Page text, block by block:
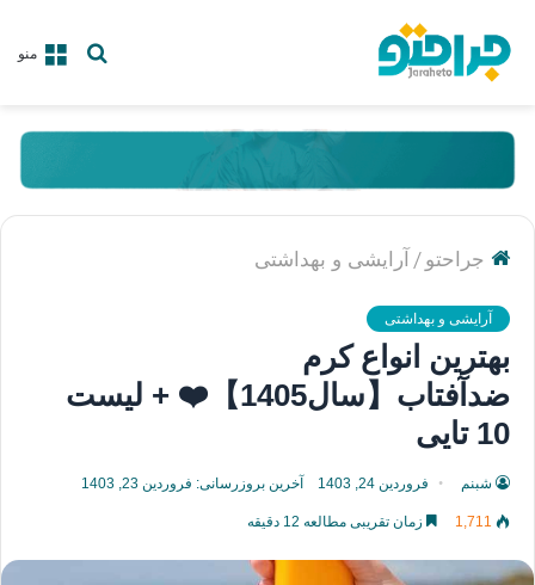
منوجستجو
جراحتو / آرایشی و بهداشتی
آرایشی و بهداشتی
بهترین انواع کرم
ضدآفتاب【سال1405】❤️ + لیست
10 تایی
شبنم فروردین 24, 1403 آخرین بروزرسانی: فروردین 23, 1403
1,711 زمان تقریبی مطالعه 12 دقیقه